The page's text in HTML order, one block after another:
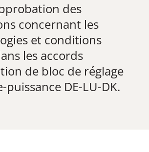
des
concernant les
et conditions
les accords
de bloc de réglage
DE-LU-DK.